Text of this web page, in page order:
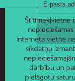
Šī tīmekļvietne
interneta vietne
sīkdatņu
darbību un
pielāgotu